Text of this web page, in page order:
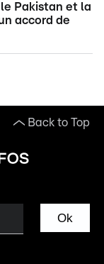
Pakistan et la
accord de
Back to Top
Ok